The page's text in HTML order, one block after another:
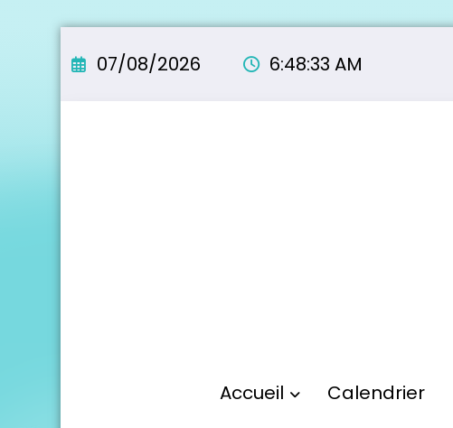
au
07/08/2026 6:48:34 AM
Accueil Calendrier